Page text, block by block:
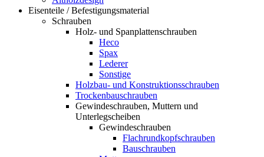
Eisenteile / Befestigungsmaterial
Schrauben
Holz- und Spanplattenschrauben
Heco
Spax
Lederer
Sonstige
Holzbau- und Konstruktionsschrauben
Trockenbauschrauben
Gewindeschrauben, Muttern und
Unterlegscheiben
Gewindeschrauben
Flachrundkopfschrauben
Bauschrauben